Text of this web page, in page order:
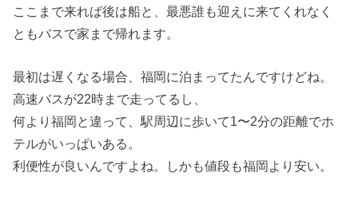
ここまで来れば後は船と、最悪誰も迎えに来てくれなく
ともバスで家まで帰れます。
最初は遅くなる場合、福岡に泊まってたんですけどね。
高速バスが22時まで走ってるし、
何より福岡と違って、駅周辺に歩いて1〜2分の距離でホ
テルがいっぱいある。
利便性が良いんですよね。しかも値段も福岡より安い。